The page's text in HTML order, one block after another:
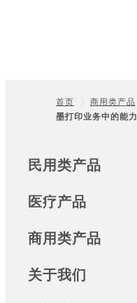
Footer
首页 商用类产品
墨打印业务中的能力
Sitemap
民用类产品
医疗产品
商用类产品
关于我们